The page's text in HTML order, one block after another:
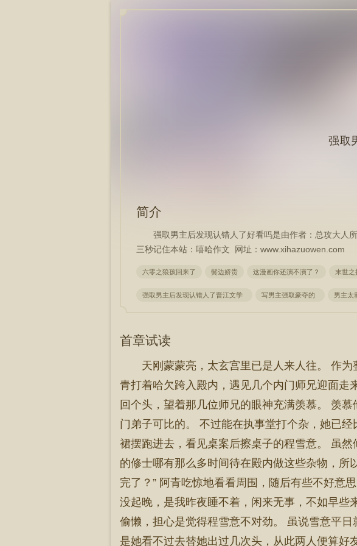
强取
简介
强取男主后发现认错人了好看吗是由作者：总攻大人
三秒记住本站：嘻哈作文 网址：www.xihazuowen.com
六零之狼孩回来了 鬓边娇贵 这漫画你还演不演了？ 末世之
强取男主后发现认错人了晋江文学 写男主强取豪夺的 男主太
首章试读
天刚蒙蒙亮，太玄宫里已是人来人往。 作
青打着哈欠跨入殿内，遇见几个内门师兄迎面
回个头，望着那几位师兄的眼神充满羡慕。 羡
门弟子可比的。 不过能在执事堂打个杂，她已
裙摆跑进去，看见桌案后擦桌子的程雪意。 虽
的修士哪有那么多时间待在殿内做这些杂物，所
完了？” 阿青吃惊地看看周围，随后有些不好意
没起晚，是我昨夜睡不着，闲来无事，不如早些
偷懒，担心是觉得程雪意不对劲。 虽说雪意平
是她看不过去替她出过几次头，从此两人便算